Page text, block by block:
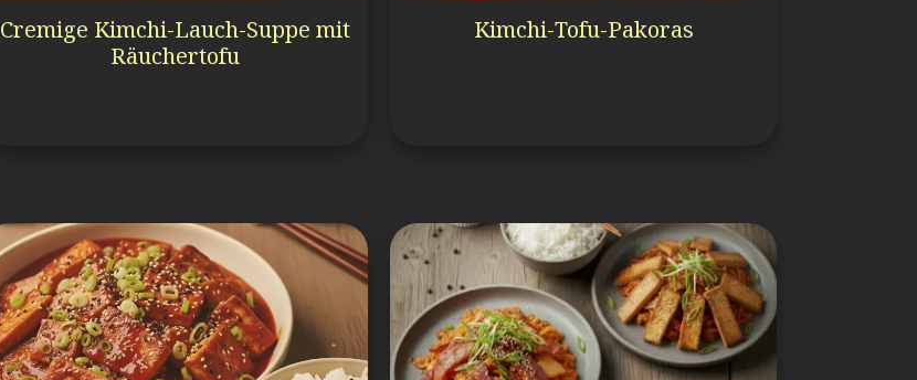
Cremige Kimchi-Lauch-Suppe mit
Räuchertofu
Kimchi-Tofu-Pakoras